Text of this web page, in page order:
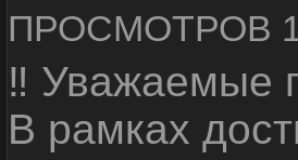
ПРОСМОТРОВ
‼ Уважаемые
В рамках